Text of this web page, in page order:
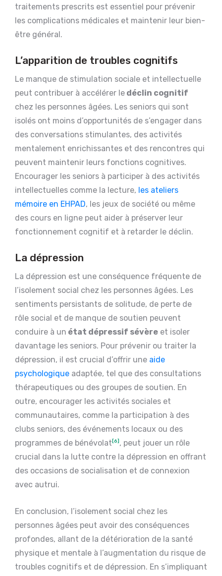
traitements prescrits est essentiel pour prévenir
les complications médicales et maintenir leur bien-
être général.
L’apparition de troubles cognitifs
Le manque de stimulation sociale et intellectuelle
peut contribuer à accélérer le déclin cognitif
chez les personnes âgées. Les seniors qui sont
isolés ont moins d’opportunités de s’engager dans
des conversations stimulantes, des activités
mentalement enrichissantes et des rencontres qui
peuvent maintenir leurs fonctions cognitives.
Encourager les seniors à participer à des activités
intellectuelles comme la lecture, les ateliers
mémoire en EHPAD, les jeux de société ou même
des cours en ligne peut aider à préserver leur
fonctionnement cognitif et à retarder le déclin.
La dépression
La dépression est une conséquence fréquente de
l’isolement social chez les personnes âgées. Les
sentiments persistants de solitude, de perte de
rôle social et de manque de soutien peuvent
conduire à un état dépressif sévère et isoler
davantage les seniors. Pour prévenir ou traiter la
dépression, il est crucial d’offrir une aide
psychologique adaptée, tel que des consultations
thérapeutiques ou des groupes de soutien. En
outre, encourager les activités sociales et
communautaires, comme la participation à des
clubs seniors, des événements locaux ou des
programmes de bénévolat [6] , peut jouer un rôle
crucial dans la lutte contre la dépression en offrant
des occasions de socialisation et de connexion
avec autrui.
En conclusion, l’isolement social chez les
personnes âgées peut avoir des conséquences
profondes, allant de la détérioration de la santé
physique et mentale à l’augmentation du risque de
troubles cognitifs et de dépression. En s’impliquant